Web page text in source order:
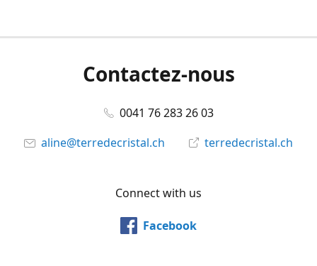
Contactez-nous
0041 76 283 26 03
aline@terredecristal.ch
terredecristal.ch
Connect with us
Facebook